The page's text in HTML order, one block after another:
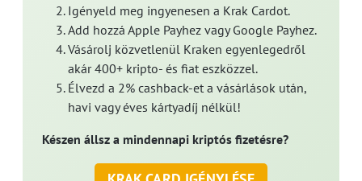
Igényeld meg ingyenesen a Krak Cardot.
Add hozzá Apple Payhez vagy Google Payhez.
Vásárolj közvetlenül Kraken egyenlegedről
akár 400+ kripto- és fiat eszközzel.
Élvezd a 2% cashback-et a vásárlások után,
havi vagy éves kártyadíj nélkül!
Készen állsz a mindennapi kriptós fizetésre?